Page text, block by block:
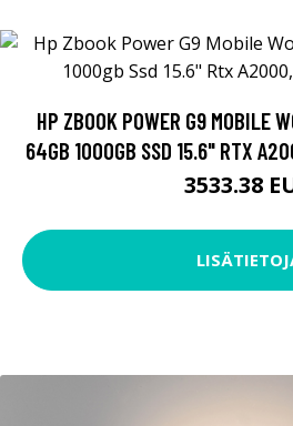
HP ZBOOK POWER G9 MOBILE
64GB 1000GB SSD 15.6" RTX
3533.38